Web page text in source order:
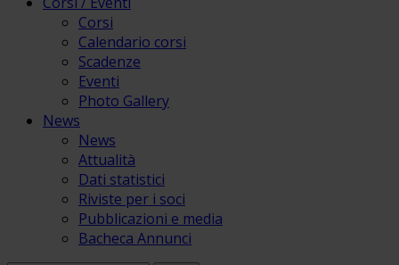
Corsi
Calendario corsi
Scadenze
Eventi
Photo Gallery
News
News
Attualità
Dati statistici
Riviste per i soci
Pubblicazioni e media
Bacheca Annunci